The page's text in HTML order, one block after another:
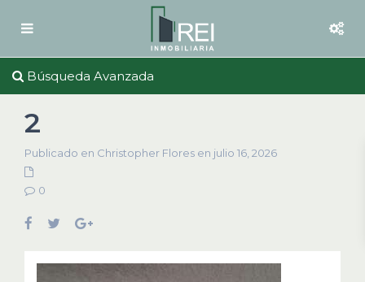
Búsqueda Avanzada
2
Publicado en Christopher Flores en julio 16, 2026
0